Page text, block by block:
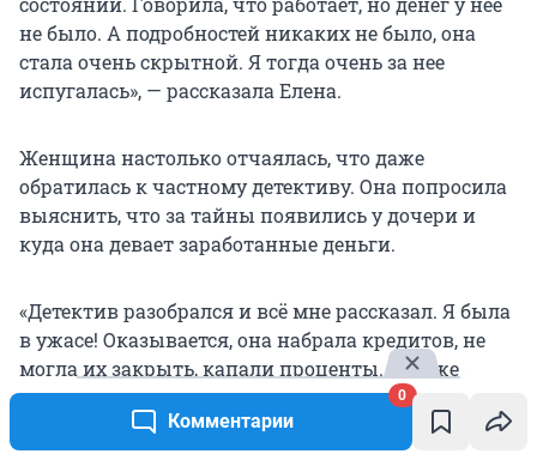
Комментарии
0
не было. А подробностей никаких не было, она
стала очень скрытной. Я тогда очень за нее
испугалась», — рассказала Елена.
Женщина настолько отчаялась, что даже
обратилась к частному детективу. Она попросила
выяснить, что за тайны появились у дочери и
куда она девает заработанные деньги.
«Детектив разобрался и всё мне рассказал. Я была
в ужасе! Оказывается, она набрала кредитов, не
могла их закрыть, капали проценты. В то же
самое время мне начали названивать кредиторы
и требовать денег. Я не знала, что с этим всем